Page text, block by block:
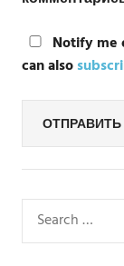
Notify me
can also